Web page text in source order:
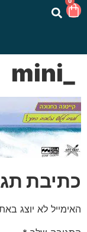
כתיבת
האימייל לא יוצג